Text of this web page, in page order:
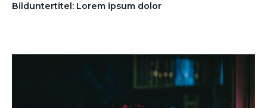
Bilduntertitel: Lorem ipsum dolor